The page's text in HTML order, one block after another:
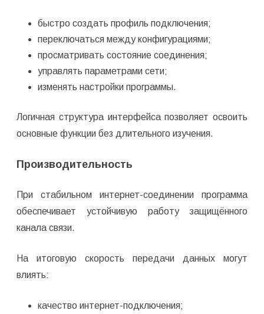
быстро создать профиль подключения;
переключаться между конфигурациями;
просматривать состояние соединения;
управлять параметрами сети;
изменять настройки программы.
Логичная структура интерфейса позволяет освоить
основные функции без длительного изучения.
Производительность
При стабильном интернет-соединении программа
обеспечивает устойчивую работу защищённого
канала связи.
На итоговую скорость передачи данных могут
влиять:
качество интернет-подключения;